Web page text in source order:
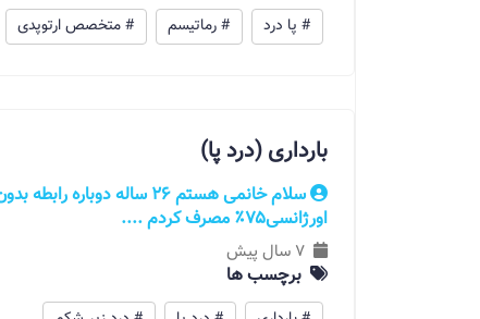
# پا درد # رماتیسم # متخصص ارتوپدی
بارداری (‌درد پا)
سلام خانمی هستم 26 ساله
اورژانسی۷۵٪ مصرف کردم ....
7 سال پیش
برچسب ها